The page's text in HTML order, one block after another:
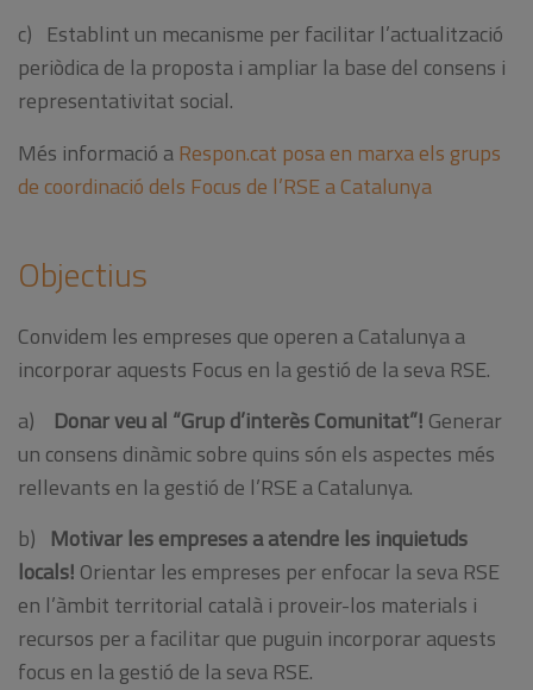
c) Establint un mecanisme per facilitar l’actualització
periòdica de la proposta i ampliar la base del consens i
representativitat social.
Més informació aRespon.cat posa en marxa els grups
de coordinació dels Focus de l’RSE a Catalunya
Objectius
Convidem les empreses que operen a Catalunya a
incorporar aquests Focus en la gestió de la seva RSE.
a) Donar veu al “Grup d’interès Comunitat”! Generar
un consens dinàmic sobre quins són els aspectes més
rellevants en la gestió de l’RSE a Catalunya.
b) Motivar les empreses a atendre les inquietuds
locals! Orientar les empreses per enfocar la seva RSE
en l’àmbit territorial català i proveir-los materials i
recursos per a facilitar que puguin incorporar aquests
focus en la gestió de la seva RSE.